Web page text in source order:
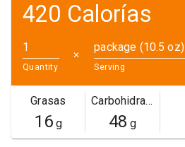
420 Calorías
Quantity
✕
package (10.5 oz)
Serving
Grasas
16g
Carbohidratos
48 g